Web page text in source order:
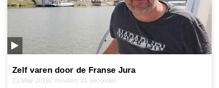
Zelf varen door de Franse Jura
23 May 20192 minuten, 41 seconden